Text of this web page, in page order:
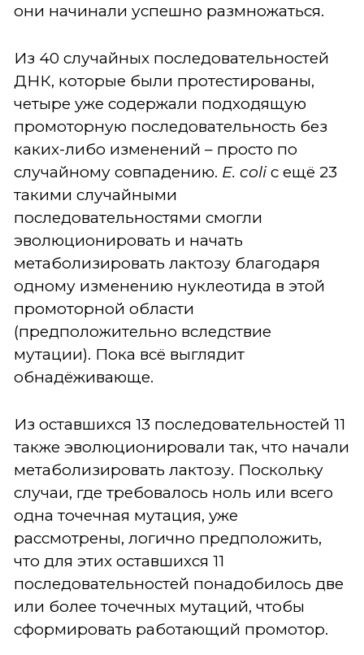
они начинали успешно размножаться.
Из 40 случайных последовательностей
ДНК, которые были протестированы,
четыре уже содержали подходящую
промоторную последовательность без
каких-либо изменений – просто по
случайному совпадению. E. coli с ещё 23
такими случайными
последовательностями смогли
эволюционировать и начать
метаболизировать лактозу благодаря
одному изменению нуклеотида в этой
промоторной области
(предположительно вследствие
мутации). Пока всё выглядит
обнадёживающе.
Из оставшихся 13 последовательностей 11
также эволюционировали так, что начали
метаболизировать лактозу. Поскольку
случаи, где требовалось ноль или всего
одна точечная мутация, уже
рассмотрены, логично предположить,
что для этих оставшихся 11
последовательностей понадобилось две
или более точечных мутаций, чтобы
сформировать работающий промотор.